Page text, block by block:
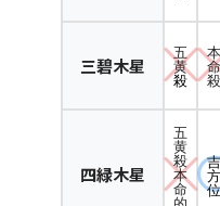
三碧木星
五
黄
殺
本
命
殺
四緑木星
五
黄
殺
本
命
的
吉
方
位